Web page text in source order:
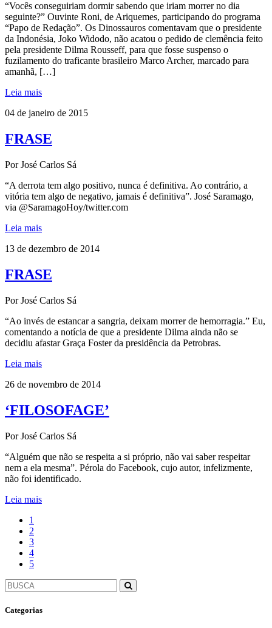
“Vocês conseguiriam dormir sabendo que iriam morrer no dia
seguinte?” Ouvinte Roni, de Ariquemes, participando do programa
“Papo de Redação”. Os Dinossauros comentavam que o presidente
da Indonésia, Joko Widodo, não acatou o pedido de clemência feito
pela presidente Dilma Rousseff, para que fosse suspenso o
fuzilamento do traficante brasileiro Marco Archer, marcado para
amanhã, […]
Leia mais
04 de janeiro de 2015
FRASE
Por José Carlos Sá
“A derrota tem algo positivo, nunca é definitiva. Ao contrário, a
vitória tem algo de negativo, jamais é definitiva”. José Saramago,
via @SaramagoHoy/twitter.com
Leia mais
13 de dezembro de 2014
FRASE
Por José Carlos Sá
“Ao invés de estancar a sangria, deixam morrer de hemorragia.” Eu,
comentando a notícia de que a presidente Dilma ainda não se
decidiu afastar Graça Foster da presidência da Petrobras.
Leia mais
26 de novembro de 2014
‘FILOSOFAGE’
Por José Carlos Sá
“Alguém que não se respeita a si próprio, não vai saber respeitar
nem a ela mesma”. Pérola do Facebook, cujo autor, infelizmente,
não foi identificado.
Leia mais
1
2
3
4
5
Categorias